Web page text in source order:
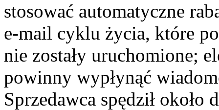
stosować automatyczne
e-mail cyklu życia, które
nie zostały uruchomione;
powinny wypłynąć
Sprzedawca spędził